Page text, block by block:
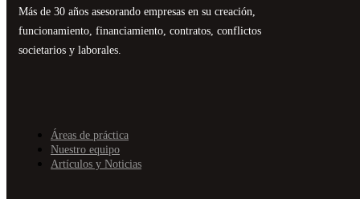
Más de 30 años asesorando empresas en su creación,
funcionamiento, financiamiento, contratos, conflictos
societarios y laborales.
Áreas de práctica
Nuestro equipo
Artículos y Noticias